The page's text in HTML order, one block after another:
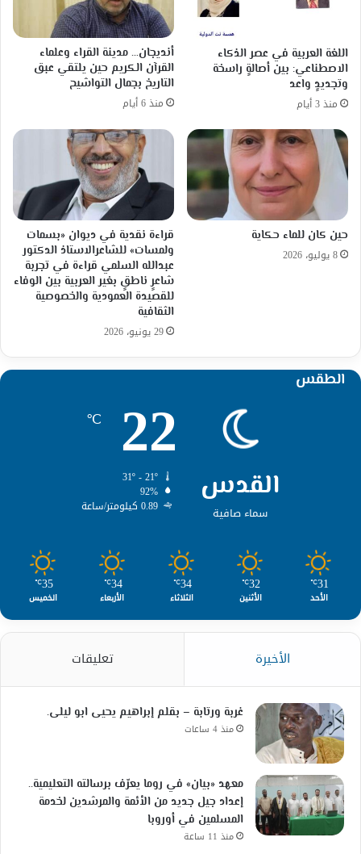
اللغة العربية في عصر الذكاء
الاصطناعي: بين أصالةٍ راسخة
وتجديدٍ واعد
منذ 3 أيام
أنديجان… مدينة القراء وعلماء
القرآن الكريم حين يلتقي عبق
التاريخ بجمال التواشيح
منذ 6 أيام
حين كان للماء حكاية
8 يوليو، 2026
قراءة نقدية في ديوان «بسمات
ولمسات» للشاعرالاستاذ الدكتور
عبدالله السلمي قراءة في تجربة
شاعرٍ ناطقٍ بغير العربية بين الوفاء
للقصيدة العمودية والخصوصية
الثقافية
29 يونيو، 2026
الطقس
القدس
سماء صافية
22
℃
92%
0.89 كيلومتر/ساعة
31
℃
الأحد
32
℃
الأثنين
34
℃
الثلاثاء
34
℃
الأربعاء
35
℃
الخميس
الأخيرة تعليقات
غربة ورتابة – بقلم إبراهيم يحيى ابو ليلى.
منذ 4 ساعات
معهد «بيان» في روما يعرّف برسالته التعليمية..
إعداد جيل جديد من الأئمة والمرشدين لخدمة
المسلمين في أوروبا
منذ 11 ساعة